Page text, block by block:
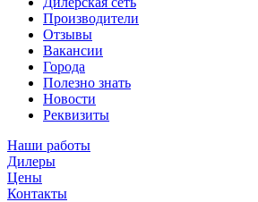
Производители
Отзывы
Вакансии
Города
Полезно знать
Новости
Реквизиты
Наши работы
Дилеры
Цены
Контакты